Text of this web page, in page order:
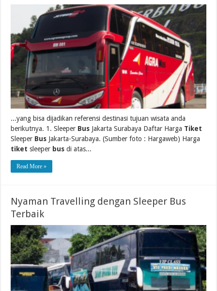
...yang bisa dijadikan referensi destinasi tujuan wisata anda
berikutnya. 1. Sleeper Bus Jakarta Surabaya Daftar Harga Tiket
Sleeper Bus Jakarta-Surabaya. (Sumber foto : Hargaweb) Harga
tiket sleeper bus di atas...
Read More »
Nyaman Travelling dengan Sleeper Bus
Terbaik